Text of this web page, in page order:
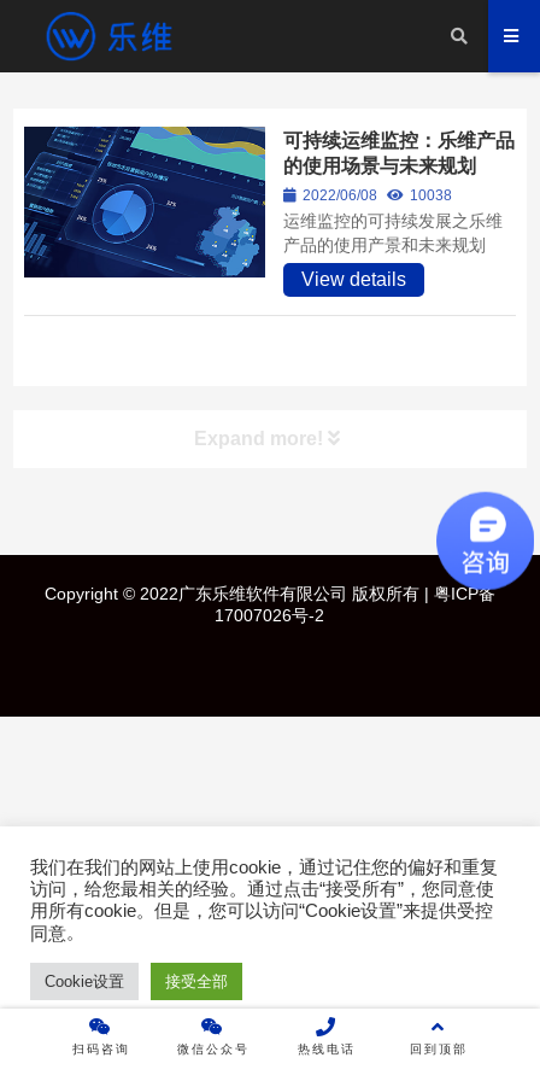
可持续运维监控：乐维产品
的使用场景与未来规划
2022/06/08 10038
运维监控的可持续发展之乐维
产品的使用产景和未来规划
View details
Expand more!
技术白皮书
关于乐维
乐维社区
免费下载
Copyright © 2022广东乐维软件有限公司 版权所有 | 粤ICP备
17007026号-2
扫码咨询 微信公众号 热线电话 回到顶部
我们在我们的网站上使用cookie，通过记住您的偏好和重复
访问，给您最相关的经验。通过点击“接受所有”，您同意使
用所有cookie。但是，您可以访问“Cookie设置”来提供受控
同意。
Cookie设置 接受全部